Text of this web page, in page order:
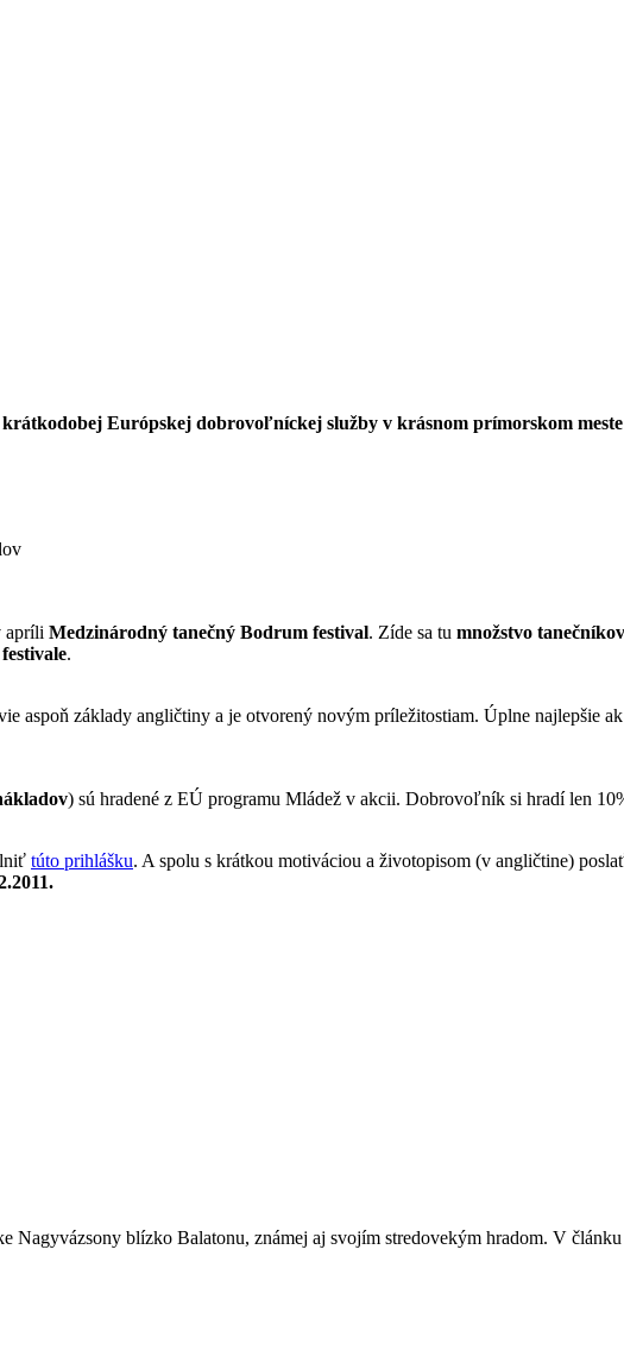
Európskej dobrovoľníckej služby v krásnom prímorskom
apríli Medzinárodný tanečný Bodrum festival. Zíde sa tu množstvo
.
aspoň základy angličtiny a je otvorený novým príležitostiam. Úplne najlepšie
) sú hradené z EÚ programu Mládež v akcii. Dobrovoľník si hradí len
túto prihlášku. A spolu s krátkou motiváciou a životopisom (v angličtine)
Nagyvázsony blízko Balatonu, známej aj svojím stredovekým hradom. V